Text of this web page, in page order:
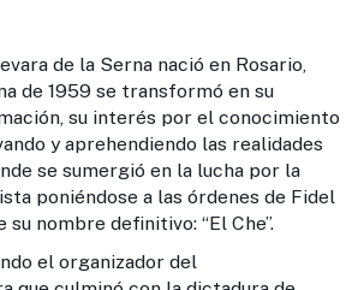
de la Serna nació en Rosario,
de 1959 se transformó en su
su interés por el conocimiento
y aprehendiendo las realidades
se sumergió en la lucha por la
poniéndose a las órdenes de Fidel
nombre definitivo: “El Che”.
el organizador del